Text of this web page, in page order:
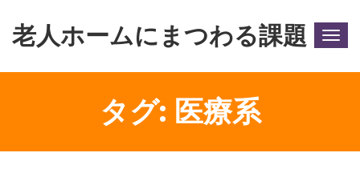
老人ホームにまつわる課題
タグ: 医療系